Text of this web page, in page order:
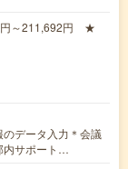
円～211,692円 ★
データ入力＊会議
内サポート…